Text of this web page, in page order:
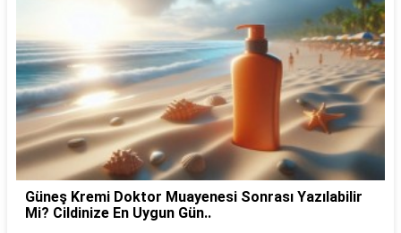
Güneş Kremi Doktor Muayenesi Sonrası Yazılabilir
Mi? Cildinize En Uygun Gün..